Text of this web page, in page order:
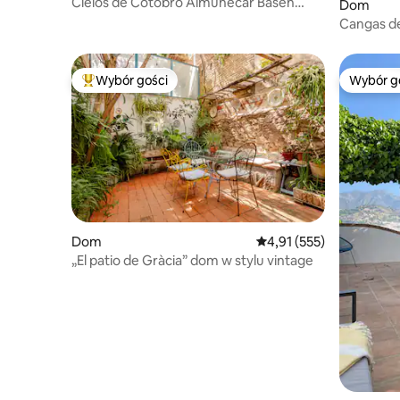
Dom
Cangas
Najpopularniejsze z kategorii Wybór gości
Wybór gości
Dom Średnia ocena: 4,91 na
4,91 (555)
„El patio de Gràcia” dom w stylu vintage
Wybór
Wybór